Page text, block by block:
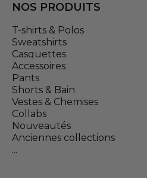
NOS PRODUITS
T-shirts & Polos
Sweatshirts
Casquettes
Accessoires
Pants
Shorts & Bain
Vestes & Chemises
Collabs
Nouveautés
Anciennes collections
...